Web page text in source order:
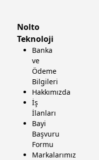
Nolto
Teknoloji
Banka
ve
Ödeme
Bilgileri
Hakkımızda
İş
İlanları
Bayi
Başvuru
Formu
Markalarımız